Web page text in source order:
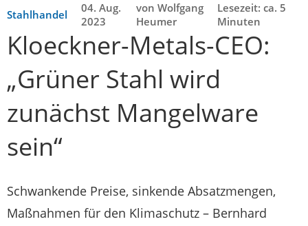
Stahlhandel
04. Aug.
2023
von Wolfgang
Heumer
Lesezeit: ca. 5
Minuten
Kloeckner-Metals-CEO:
„Grüner Stahl wird
zunächst Mangelware
sein“
Schwankende Preise, sinkende Absatzmengen,
Maßnahmen für den Klimaschutz – Bernhard